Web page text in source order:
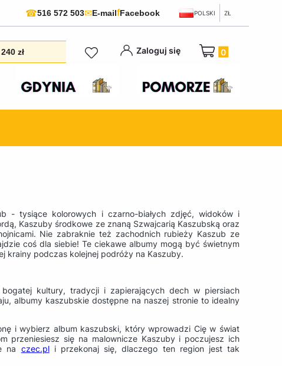
☎516 572 503✉E-mailfFacebook POLSKI ZŁ
zł Zaloguj się Produkty w
- tysiące kolorowych i czarno-białych zdjęć, widoków i
Kaszuby środkowe ze znaną Szwajcarią Kaszubską oraz
Nie zabraknie też zachodnich rubieży Kaszub ze
coś dla siebie! Te ciekawe albumy mogą być świetnym
krainy podczas kolejnej podróży na Kaszuby.
kultury, tradycji i zapierających dech w piersiach
albumy kaszubskie dostępne na naszej stronie to idealny
i wybierz album kaszubski, który wprowadzi Cię w świat
przeniesiesz się na malownicze Kaszuby i poczujesz ich
na czec.pli przekonaj się, dlaczego ten region jest tak